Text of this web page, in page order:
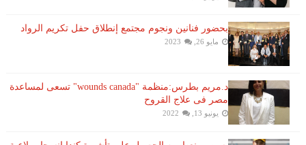
بحضور فنانين ونجوم مجتمع إنطلاق حفل تكريم الرواد
مايو 26, 2023
د.مريم بطرس:منظمة "wounds canada" تسعى لمساعدة
مصر فى علاج القروح
يونيو 13, 2022